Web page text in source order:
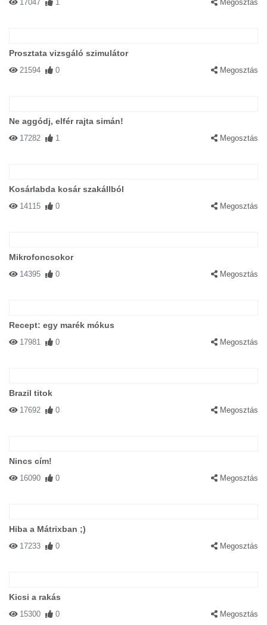
17047 1 Megosztás
Prosztata vizsgáló szimulátor
21594 0 Megosztás
Ne aggódj, elfér rajta simán!
17282 1 Megosztás
Kosárlabda kosár szakállból
14115 0 Megosztás
Mikrofoncsokor
14395 0 Megosztás
Recept: egy marék mókus
17981 0 Megosztás
Brazil titok
17692 0 Megosztás
Nincs cím!
16090 0 Megosztás
Hiba a Mátrixban ;)
17233 0 Megosztás
Kicsi a rakás
15300 0 Megosztás